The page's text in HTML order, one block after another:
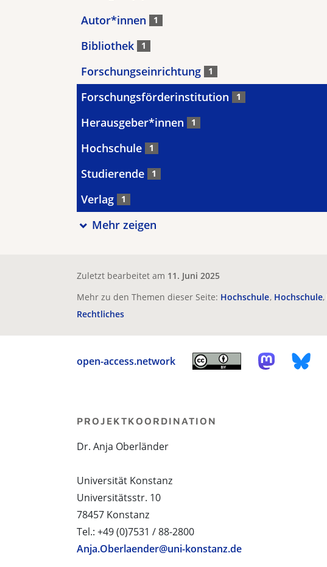
Autor*innen 1
Bibliothek 1
Forschungseinrichtung 1
Forschungsförderinstitution 1
Herausgeber*innen 1
Hochschule 1
Studierende 1
Verlag 1
Mehr zeigen
Zuletzt bearbeitet am 11. Juni 2025
Mehr zu den Themen dieser Seite: Hochschule Hochschule
Rechtliches
open-access.network
PROJEKTKOORDINATION
Dr. Anja Oberländer
Universität Konstanz
Universitätsstr. 10
78457 Konstanz
Tel.: +49 (0)7531 / 88-2800
Anja.Oberlaender@uni-konstanz.de